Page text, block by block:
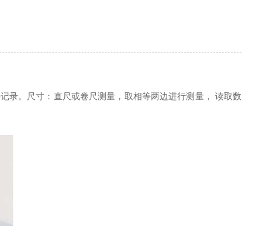
录。尺寸：直尺或卷尺测量，取相等两边进行测量， 读取数